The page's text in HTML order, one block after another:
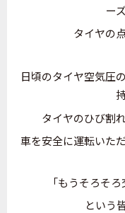
ー
タイヤの
日頃のタイヤ空気圧
タイヤのひび割
車を安全に運転いた
「もうそろそ
という